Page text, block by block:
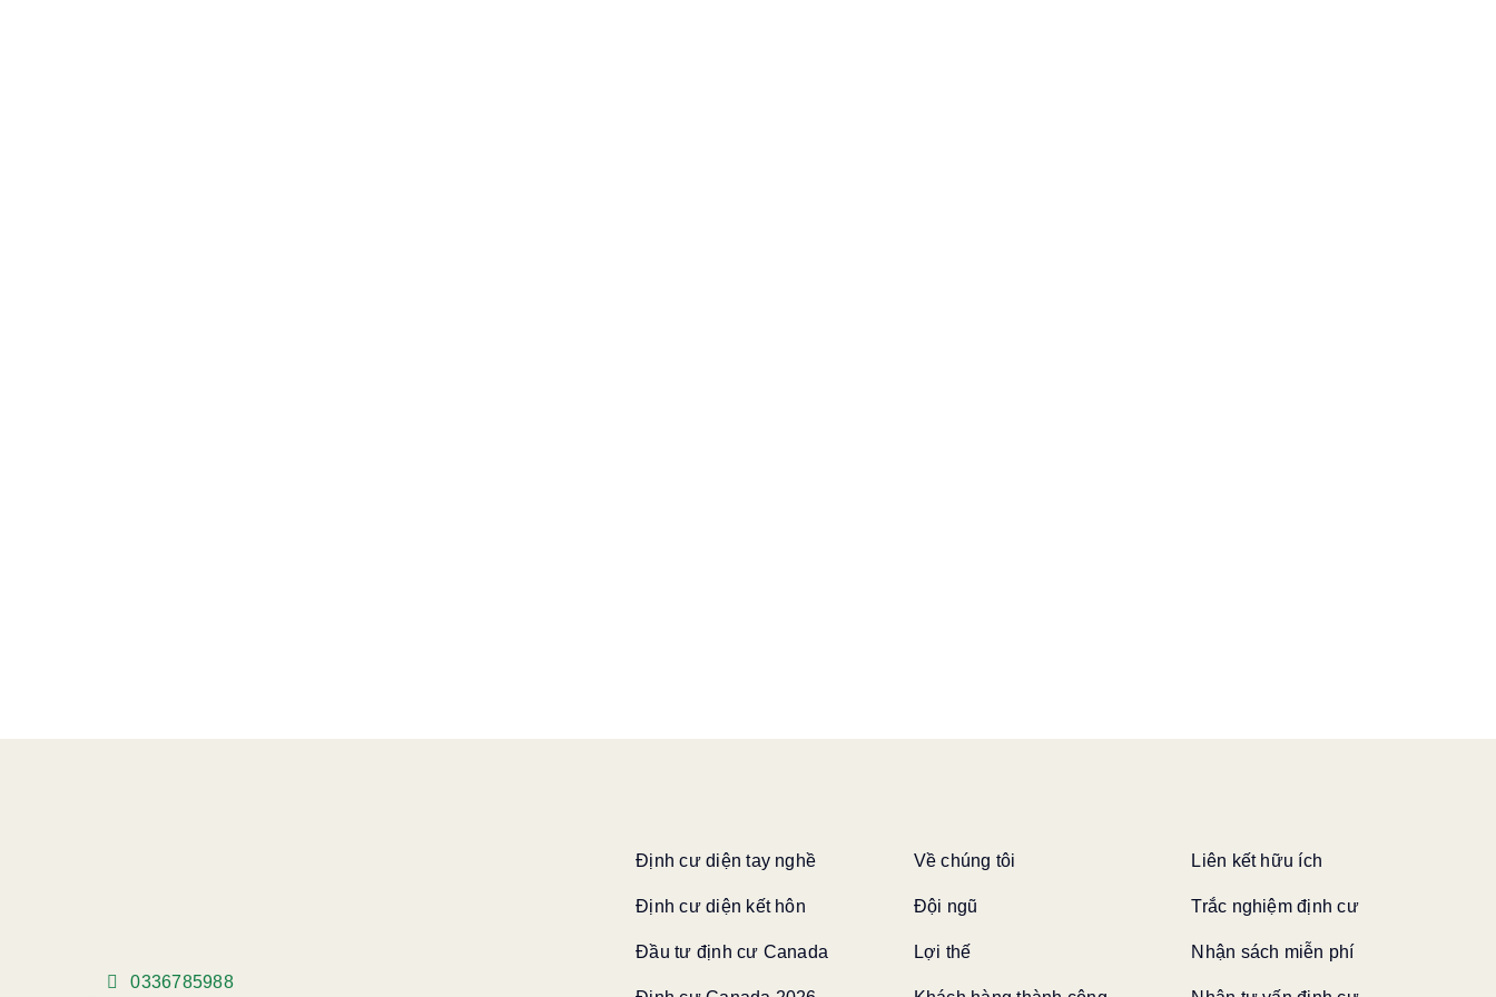
0336785988
Định cư diện tay nghề
Định cư diện kết hôn
Đầu tư định cư Canada
Về chúng tôi
Đội ngũ
Lợi thế
Liên kết hữu ích
Trắc nghiệm định cư
Nhận sách miễn phí